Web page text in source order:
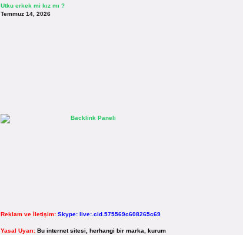
Utku erkek mi kız mı ?
Temmuz 14, 2026
Reklam ve İletişim: Skype: live:.cid.575569c608265c69
Yasal Uyarı: Bu internet sitesi, herhangi bir marka, kurum